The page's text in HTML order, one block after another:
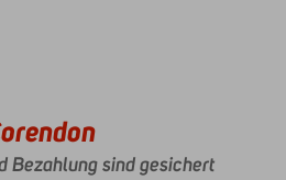
Bezahlung sind gesichert